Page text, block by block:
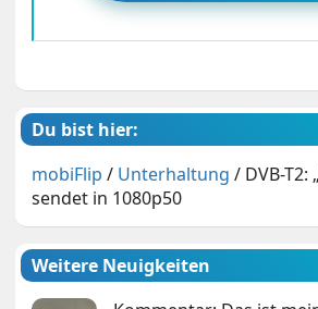
Du bist hier:
mobiFlip / Unterhaltung / DVB-T2:
sendet in 1080p50
Weitere Neuigkeiten